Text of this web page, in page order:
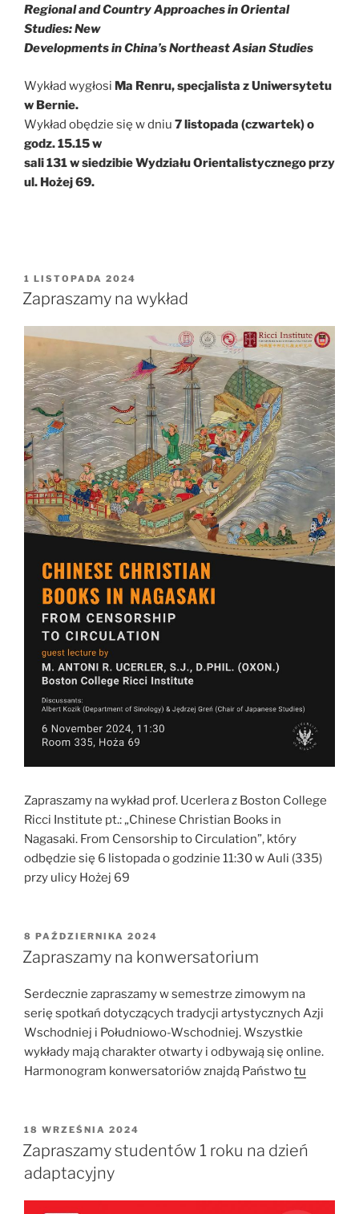
Regional and Country Approaches in Oriental
Studies: New
Developments in China’s Northeast Asian Studies
Wykład wygłosi Ma Renru, specjalista z Uniwersytetu
w Bernie.
Wykład obędzie się w dniu 7 listopada (czwartek) o
godz. 15.15 w
sali 131 w siedzibie Wydziału Orientalistycznego przy
ul. Hożej 69.
OPUBLIKOWANE
W
1 LISTOPADA 2024
Zapraszamy na wykład
Zapraszamy na wykład prof. Ucerlera z Boston College
Ricci Institute pt.: „Chinese Christian Books in
Nagasaki. From Censorship to Circulation”, który
odbędzie się 6 listopada o godzinie 11:30 w Auli (335)
przy ulicy Hożej 69
OPUBLIKOWANE
W
8 PAŹDZIERNIKA 2024
Zapraszamy na konwersatorium
Serdecznie zapraszamy w semestrze zimowym na
serię spotkań dotyczących tradycji artystycznych Azji
Wschodniej i Południowo-Wschodniej. Wszystkie
wykłady mają charakter otwarty i odbywają się online.
Harmonogram konwersatoriów znajdą Państwotu
OPUBLIKOWANE
W
18 WRZEŚNIA 2024
Zapraszamy studentów 1 roku na dzień
adaptacyjny